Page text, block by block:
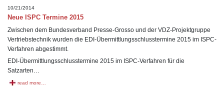
10/21/2014
Neue ISPC Termine 2015
Zwischen dem Bundesverband Presse-Grosso und der VDZ-Projektgruppe
Vertriebstechnik wurden die EDI-Übermittlungsschlusstermine 2015 im ISPC-
Verfahren abgestimmt.
EDI-Übermittlungsschlusstermine 2015 im ISPC-Verfahren für die
Satzarten…
read more…